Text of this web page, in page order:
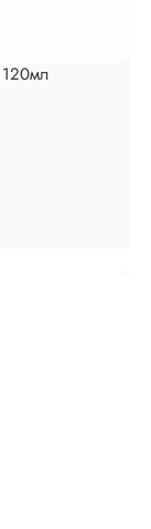
120мл